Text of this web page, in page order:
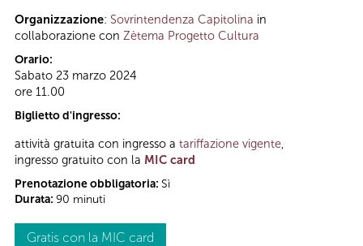
Organizzazione: Sovrintendenza Capitolina in
collaborazione con Zètema Progetto Cultura
Orario:
Sabato 23 marzo 2024
ore 11.00
Biglietto d'ingresso:
attività gratuita con ingresso a tariffazione vigente,
ingresso gratuito con la MIC card
Prenotazione obbligatoria: Sì
Durata: 90 minuti
Gratis con la MIC card